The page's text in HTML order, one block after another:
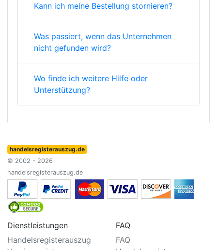
Kann ich meine Bestellung stornieren?
Was passiert, wenn das Unternehmen
nicht gefunden wird?
Wo finde ich weitere Hilfe oder
Unterstützung?
handelsregisterauszug.de
© 2002 - 2026
handelsregisterauszug.de
Dienstleistungen
Handelsregisterauszug
FAQ
FAQ